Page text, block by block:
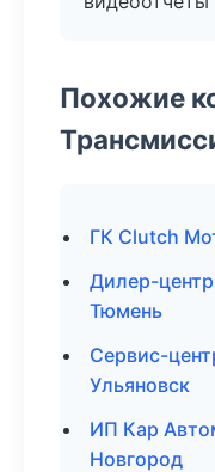
Похожие
ГК Clutch
Дилер-
Тюмень
Сервис-
Ульяновск
ИП Кар
Новгород